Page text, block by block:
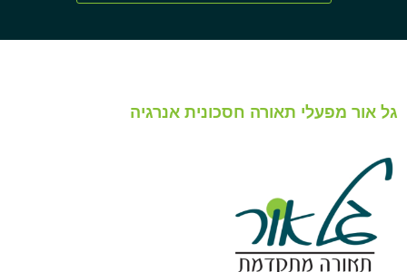
גל אור מפעלי תאורה חסכונית אנרגיה